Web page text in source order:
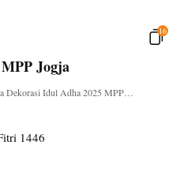
16
Jogja
Dekorasi Idul Adha 2025 MPP…